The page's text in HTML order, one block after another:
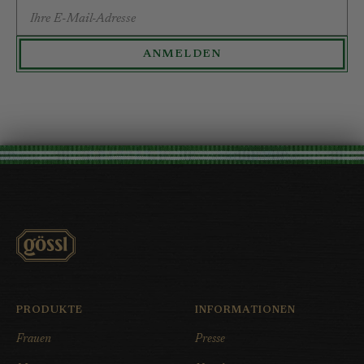
ANMELDEN
PRODUKTE
Frauen
INFORMATIONEN
Presse